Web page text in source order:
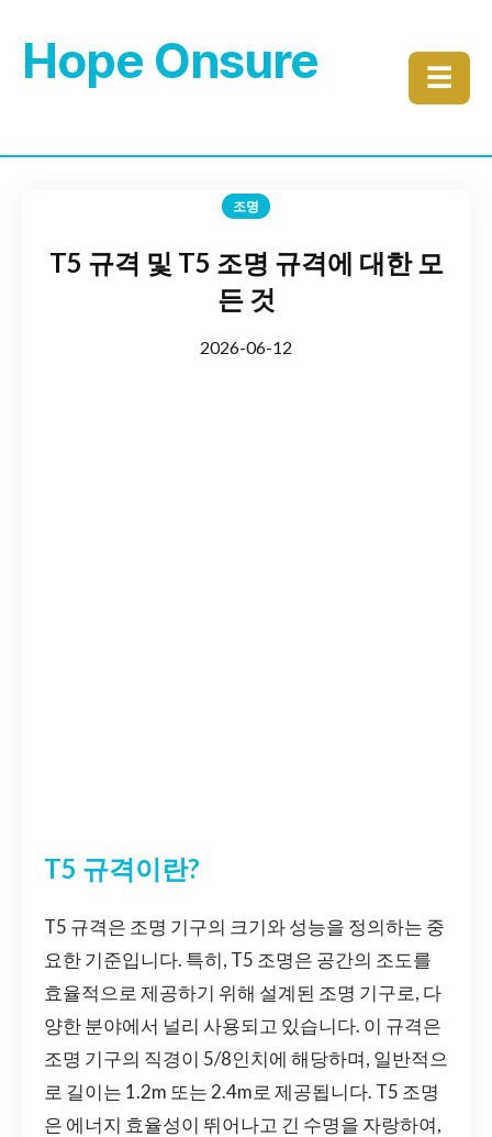
Hope Onsure ☰
조명
T5 규격 및 T5 조명 규격에 대한 모
든 것
2026-06-12
T5 규격이란?
T5 규격은 조명 기구의 크기와 성능을 정의하는 중
요한 기준입니다. 특히, T5 조명은 공간의 조도를
효율적으로 제공하기 위해 설계된 조명 기구로, 다
양한 분야에서 널리 사용되고 있습니다. 이 규격은
조명 기구의 직경이 5/8인치에 해당하며, 일반적으
로 길이는 1.2m 또는 2.4m로 제공됩니다. T5 조명
은 에너지 효율성이 뛰어나고 긴 수명을 자랑하여,